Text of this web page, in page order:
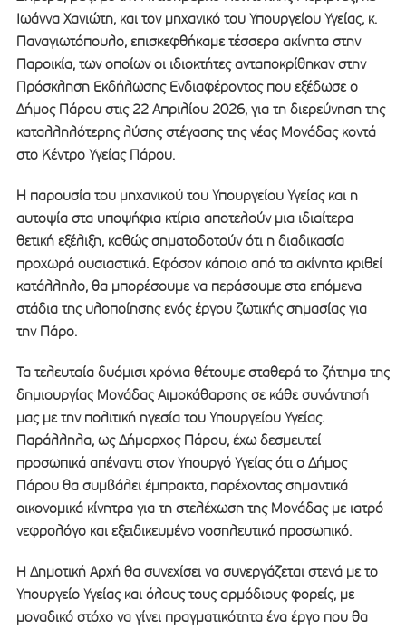
Ιωάννα Χανιώτη, και τον μηχανικό του Υπουργείου Υγείας, κ.
Παναγιωτόπουλο, επισκεφθήκαμε τέσσερα ακίνητα στην
Παροικία, των οποίων οι ιδιοκτήτες ανταποκρίθηκαν στην
Πρόσκληση Εκδήλωσης Ενδιαφέροντος που εξέδωσε ο
Δήμος Πάρου στις 22 Απριλίου 2026, για τη διερεύνηση της
καταλληλότερης λύσης στέγασης της νέας Μονάδας κοντά
στο Κέντρο Υγείας Πάρου.
Η παρουσία του μηχανικού του Υπουργείου Υγείας και η
αυτοψία στα υποψήφια κτίρια αποτελούν μια ιδιαίτερα
θετική εξέλιξη, καθώς σηματοδοτούν ότι η διαδικασία
προχωρά ουσιαστικά. Εφόσον κάποιο από τα ακίνητα κριθεί
κατάλληλο, θα μπορέσουμε να περάσουμε στα επόμενα
στάδια της υλοποίησης ενός έργου ζωτικής σημασίας για
την Πάρο.
Τα τελευταία δυόμισι χρόνια θέτουμε σταθερά το ζήτημα της
δημιουργίας Μονάδας Αιμοκάθαρσης σε κάθε συνάντησή
μας με την πολιτική ηγεσία του Υπουργείου Υγείας.
Παράλληλα, ως Δήμαρχος Πάρου, έχω δεσμευτεί
προσωπικά απέναντι στον Υπουργό Υγείας ότι ο Δήμος
Πάρου θα συμβάλει έμπρακτα, παρέχοντας σημαντικά
οικονομικά κίνητρα για τη στελέχωση της Μονάδας με ιατρό
νεφρολόγο και εξειδικευμένο νοσηλευτικό προσωπικό.
Η Δημοτική Αρχή θα συνεχίσει να συνεργάζεται στενά με το
Υπουργείο Υγείας και όλους τους αρμόδιους φορείς, με
μοναδικό στόχο να γίνει πραγματικότητα ένα έργο που θα